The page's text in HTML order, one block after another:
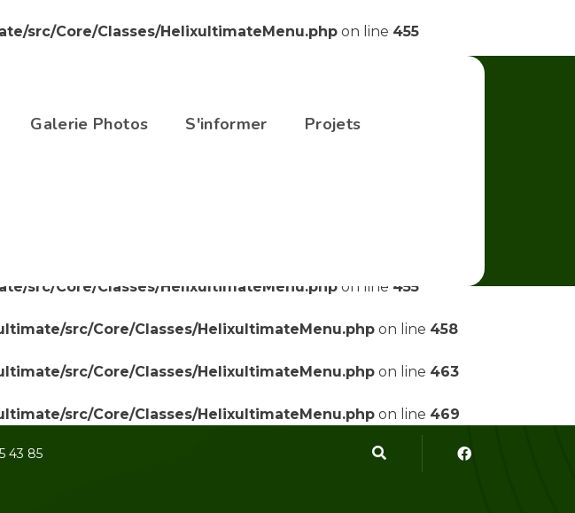
src/Core/Classes/HelixultimateMenu.php on line 455
src/Core/Classes/HelixultimateMenu.php
src/Core/Classes/HelixultimateMenu.php
src/Core/Classes/HelixultimateMenu.php on line 455
src/Core/Classes/HelixultimateMenu.php on line 458
src/Core/Classes/HelixultimateMenu.php on line 463
src/Core/Classes/HelixultimateMenu.php on line 469
43 85
Galerie Photos S'informer Projets